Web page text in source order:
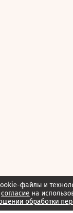
файлы и
согласие на
обработки